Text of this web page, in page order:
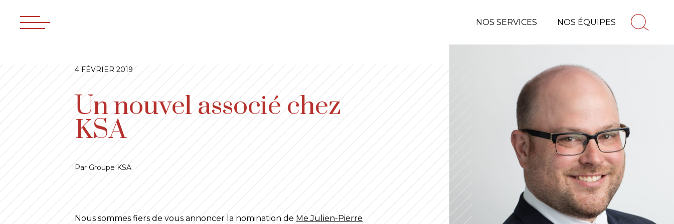
NOS SERVICES NOS ÉQUIPES
4 FÉVRIER 2019
Un nouvel associé chez
KSA
Par Groupe KSA
Nous sommes fiers de vous annoncer la nomination de Me Julien-Pierre